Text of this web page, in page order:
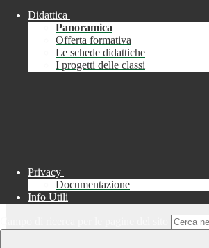
Chiudi
Informazione
Didattica
Panoramica
Offerta formativa
Le schede didattiche
I progetti delle classi
Privacy
Documentazione
Info Utili
Campo di ricerca per le pagine del sito